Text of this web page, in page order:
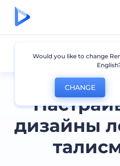
дизайны
Талисман
Would you like to change
CHANGE